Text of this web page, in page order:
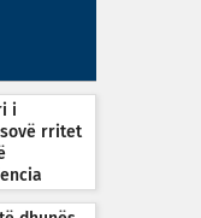
i
rritet